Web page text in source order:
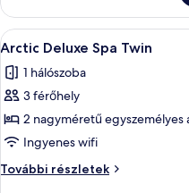
részletei
A
következő
szoba
összes
képének
megtekintése:
Arctic
Deluxe
1
Arctic Deluxe Spa Twin
1 hálószoba
3 férőhely
2 nagyméretű egyszemélyes
Ingyenes wifi
További részletek
Arctic